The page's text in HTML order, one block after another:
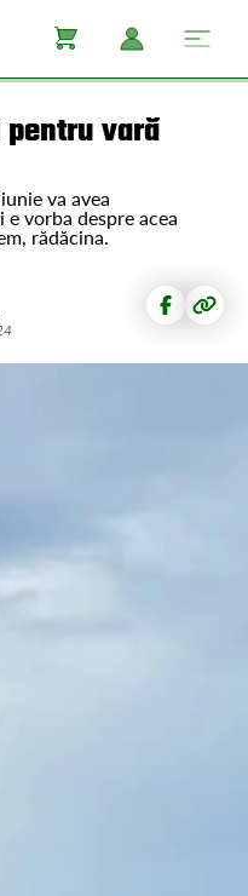
vară
va avea
vorba despre acea
rădăcina.